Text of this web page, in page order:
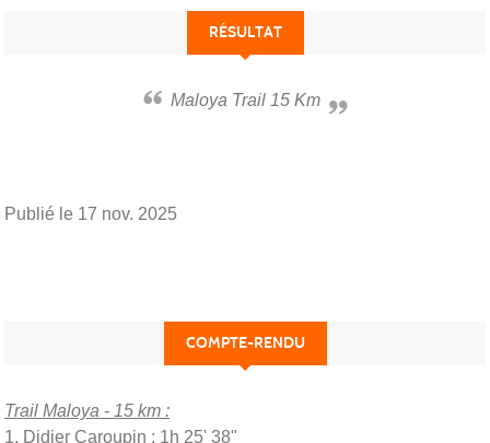
RÉSULTAT
Maloya Trail 15 Km
Publié le 17 nov. 2025
COMPTE-RENDU
Trail Maloya - 15 km :
1. Didier Caroupin : 1h 25' 38"